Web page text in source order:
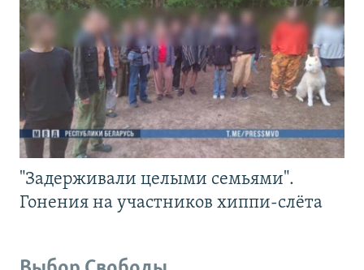
"Задерживали целыми семьями".
Гонения на участников хиппи-слёта